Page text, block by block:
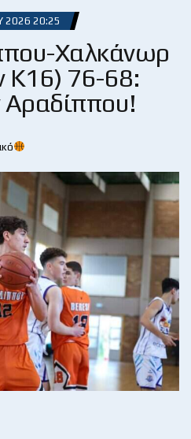
2026 20:25
Χαλκάνωρ
Κ16) 76-68:
Αραδίππου!